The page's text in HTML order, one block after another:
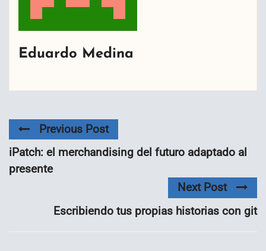
Eduardo Medina
Previous Post
iPatch: el merchandising del futuro adaptado al
presente
Next Post
Escribiendo tus propias historias con git